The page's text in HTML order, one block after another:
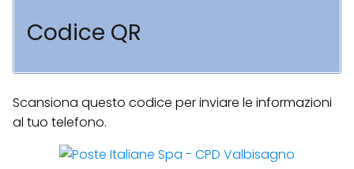
Codice QR
Scansiona questo codice per inviare le informazioni
al tuo telefono.